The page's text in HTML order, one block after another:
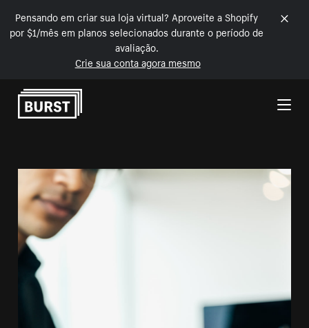
Pensando em criar sua loja virtual? Aproveite a Shopify
por $1/mês em planos selecionados durante o período de
avaliação.
Crie sua conta agora mesmo
Pular para o conteúdo